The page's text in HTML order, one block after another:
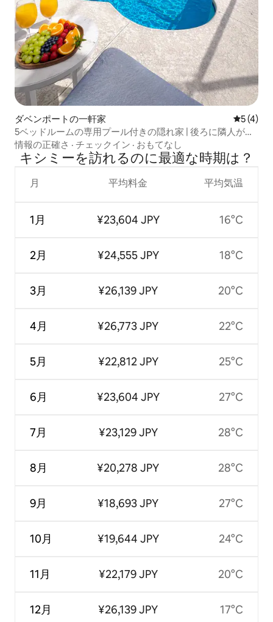
ダベンポートの一軒家 レビュー
5 (4)
5ベッドルームの専用プール付きの隠れ家 | 後ろに隣人がい
ません
情報の正確さ · チェックイン · おもてなし
キシミーを訪⁠れ⁠るの⁠に最⁠適⁠な時⁠期⁠は⁠？
月
1月
2月
3月
4月
5月
6月
7月
8月
9月
10月
11月
12月
平均料金
¥23,604 JPY
¥24,555 JPY
¥26,139 JPY
¥26,773 JPY
¥22,812 JPY
¥23,604 JPY
¥23,129 JPY
¥20,278 JPY
¥18,693 JPY
¥19,644 JPY
¥22,179 JPY
¥26,139 JPY
平均気温
16°C
18°C
20°C
22°C
25°C
27°C
28°C
28°C
27°C
24°C
20°C
17°C